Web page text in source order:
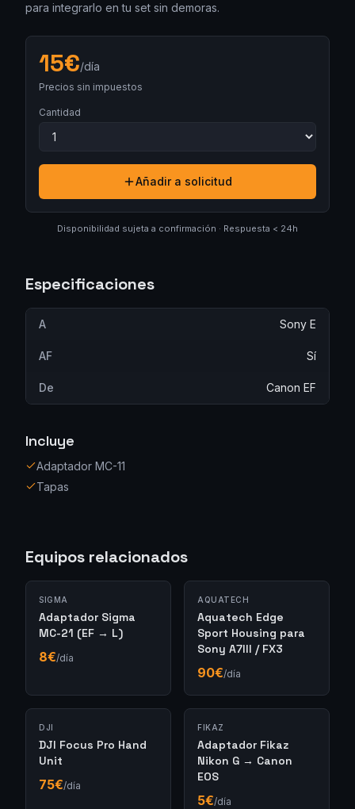
para integrarlo en tu set sin demoras.
15€/día
Precios sin impuestos
Cantidad
Añadir a solicitud
Disponibilidad sujeta a confirmación · Respuesta < 24h
Especificaciones
A Sony E
AF Sí
De Canon EF
Incluye
Adaptador MC-11
Tapas
Equipos relacionados
SIGMA
Adaptador Sigma
MC-21 (EF → L)
8€/día
AQUATECH
Aquatech Edge
Sport Housing para
Sony A7III / FX3
90€/día
DJI
DJI Focus Pro Hand
Unit
75€/día
FIKAZ
Adaptador Fikaz
Nikon G → Canon
EOS
5€/día